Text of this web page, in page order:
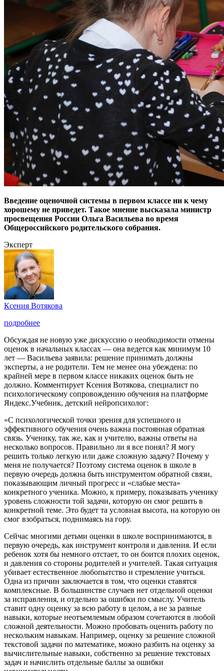
Введение оценочной системы в первом классе ни к чему
хорошему не приведет. Такое мнение высказала министр
просвещения России Ольга Васильева во время
Общероссийского родительского собрания.
Эксперт
Ксения Вотякова
подробнее
Обсуждая не новую уже дискуссию о необходимости отмены
оценок в начальных классах — она ведется как минимум 10
лет — Васильева заявила: решение принимать должны
эксперты, а не родители. Тем не менее она убеждена: по
крайней мере в первом классе никаких оценок быть не
должно. Комментирует Ксения Вотякова, специалист по
психологическому сопровождению обучения на платформе
Яндекс.Учебник, детский нейропсихолог:
«С психологической точки зрения для успешного и
эффективного обучения очень важна постоянная обратная
связь. Ученику, так же, как и учителю, важны ответы на
несколько вопросов. Правильно ли я все понял? Я могу
решить только легкую или даже сложную задачу? Почему у
меня не получается? Поэтому система оценок в школе в
первую очередь должна быть инструментом обратной связи,
показывающим личный прогресс и «слабые места»
конкретного ученика. Можно, к примеру, показывать ученику
уровень сложности той задачи, которую он смог решить в
конкретной теме. Это будет та условная высота, на которую он
смог взобраться, поднимаясь на гору.
Сейчас многими детьми оценки в школе воспринимаются, в
первую очередь, как инструмент контроля и давления. И если
ребенок хотя бы немного отстает, то он боится плохих оценок,
и давления со стороны родителей и учителей. Такая ситуация
убивает естественное любопытство и стремление учиться.
Одна из причин заключается в том, что оценки ставятся
комплексные. В большинстве случаев нет отдельной оценки
за исправления, и отдельно за ошибки по смыслу. Учитель
ставит одну оценку за всю работу в целом, а не за разные
навыки, которые неотъемлемым образом сочетаются в любой
сложной деятельности. Можно пробовать оценить работу по
нескольким навыкам. Например, оценку за решение сложной
текстовой задачи по математике, можно разбить на оценку за
вычислительные навыки, собственно за решение текстовых
задач и начислить отдельные баллы за ошибки